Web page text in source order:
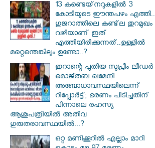
13 കണ്ടെയ്‌നറുകളിൽ 3
കോടിയുടെ ഈന്തപഴം എത്തി..
ഗുജറാത്തിലെ കണ്ട്‌ല തുറമുഖം
വഴിയാണ് ഇത്
എത്തിയിരിക്കുന്നത്..ഉള്ളിൽ
മറ്റെന്തെങ്കിലും ഉണ്ടോ..?
ഇറാന്റെ പുതിയ സുപ്രീം ലീഡർ
മൊജ്തബ ഖമേനി
അബോധാവസ്ഥയിലെന്ന്
റിപ്പോർട്ട്; ഭരണം പിടിച്ചതിന്
പിന്നാലെ രഹസ്യ
ആശുപത്രിയിൽ അതീവ
ഗുരുതരാവസ്ഥയിൽ...?
ഒറ്റ മണിക്കൂറിൽ എല്ലാം മാറി